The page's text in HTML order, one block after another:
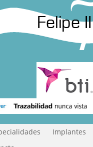
Implantes